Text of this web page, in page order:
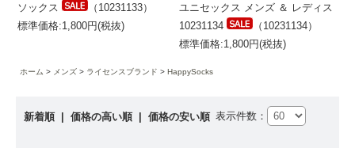
ソックス
（10231133）
標準価格:1,800円(税抜)
ユニセックス メンズ ＆ レディス
10231134
（10231134）
標準価格:1,800円(税抜)
ホーム メンズ ライセンスブランド HappySocks
新着順 価格の高い順 価格の安い順 表示件数：